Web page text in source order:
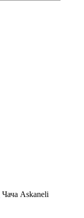
Чача Askaneli